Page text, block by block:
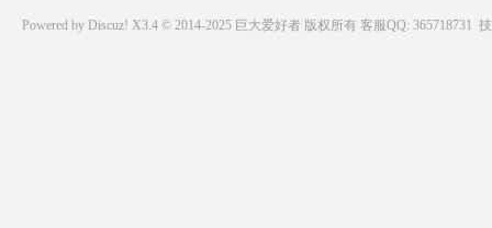
Powered by Discuz! X3.4 © 2014-2025 巨大爱好者版权所有 客服QQ: 365718731